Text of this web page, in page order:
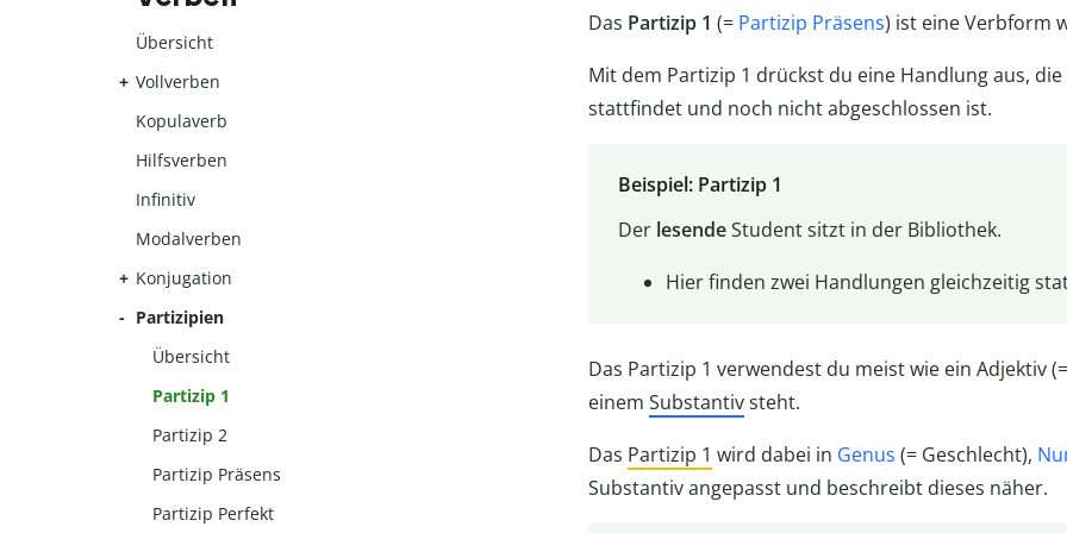
Das Partizip 1 (= Partizip Präsens) ist eine Verbform
Mit dem Partizip 1 drückst du eine Handlung aus,
stattfindet und noch nicht abgeschlossen ist.
Beispiel: Partizip 1
Der lesendeStudent sitzt in der Bibliothek.
Hier finden zwei Handlungen gleichzeitig
Das Partizip 1 verwendest du meist wie ein Adjektiv
einem Substantivsteht.
Das Partizip 1 wird dabei in Genus (= Geschlecht),
Substantiv angepasst und beschreibt dieses näher.
Übersicht
Vollverben
Kopulaverb
Hilfsverben
Infinitiv
Modalverben
Konjugation
Partizipien
Übersicht
Partizip 1
Partizip 2
Partizip Präsens
Partizip Perfekt